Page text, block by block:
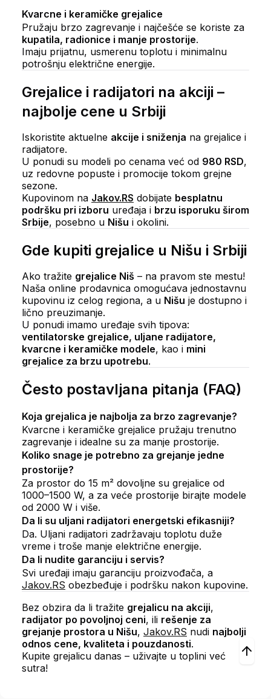
Kvarcne i keramičke grejalice
Pružaju brzo zagrevanje i najčešće se koriste za
kupatila, radionice i manje prostorije.
Imaju prijatnu, usmerenu toplotu i minimalnu
potrošnju električne energije.
Grejalice i radijatori na akciji –
najbolje cene u Srbiji
Iskoristite aktuelne akcije i sniženja na grejalice i
radijatore.
U ponudi su modeli po cenama već od 980 RSD,
uz redovne popuste i promocije tokom grejne
sezone.
Kupovinom na Jakov.RS dobijate besplatnu
podršku pri izboru uređaja i brzu isporuku širom
Srbije, posebno u Nišu i okolini.
Gde kupiti grejalice u Nišu i Srbiji
Ako tražite grejalice Niš – na pravom ste mestu!
Naša online prodavnica omogućava jednostavnu
kupovinu iz celog regiona, a u Nišu je dostupno i
lično preuzimanje.
U ponudi imamo uređaje svih tipova:
ventilatorske grejalice, uljane radijatore,
kvarcne i keramičke modele, kao i mini
grejalice za brzu upotrebu.
Često postavljana pitanja (FAQ)
Koja grejalica je najbolja za brzo zagrevanje?
Kvarcne i keramičke grejalice pružaju trenutno
zagrevanje i idealne su za manje prostorije.
Koliko snage je potrebno za grejanje jedne
prostorije?
Za prostor do 15 m² dovoljne su grejalice od
1000–1500 W, a za veće prostorije birajte modele
od 2000 W i više.
Da li su uljani radijatori energetski efikasniji?
Da. Uljani radijatori zadržavaju toplotu duže
vreme i troše manje električne energije.
Da li nudite garanciju i servis?
Svi uređaji imaju garanciju proizvođača, a
Jakov.RS obezbeđuje i podršku nakon kupovine.
Bez obzira da li tražite grejalicu na akciji,
radijator po povoljnoj ceni, ili rešenje za
grejanje prostora u Nišu, Jakov.RS nudi najbolji
odnos cene, kvaliteta i pouzdanosti.
Kupite grejalicu danas – uživajte u toplini već
sutra!